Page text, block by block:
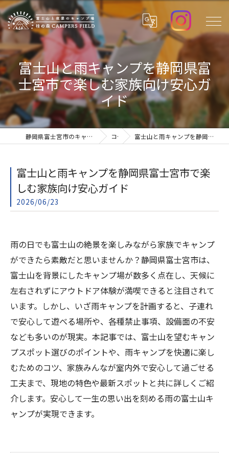
富士山と雨キャンプを静岡県富
士宮市で楽しむ家族向け安心ガ
イド
静岡県富士宮市のキャンプ場なら桂の森CAMPERSFIELD コラム 富士山と雨キャンプを静岡県富士宮市で楽しむ家族向け安心ガイド
富士山と雨キャンプを静岡県富士宮市で楽
しむ家族向け安心ガイド
2026/06/23
雨の日でも富士山の絶景を楽しみながら家族でキャンプ
ができたら素敵だと思いませんか？静岡県富士宮市は、
富士山を背景にしたキャンプ場が数多く点在し、天候に
左右されずにアウトドア体験が満喫できると注目されて
います。しかし、いざ雨キャンプを計画すると、子連れ
で安心して遊べる場所や、各種禁止事項、設備面の不安
なども多いのが現実。本記事では、富士山を望むキャン
プスポット選びのポイントや、雨キャンプを快適に楽し
むためのコツ、家族みんなが室内外で安心して過ごせる
工夫まで、現地の特色や最新スポットと共に詳しくご紹
介します。安心して一生の思い出を刻める雨の富士山キ
ャンプが実現できます。